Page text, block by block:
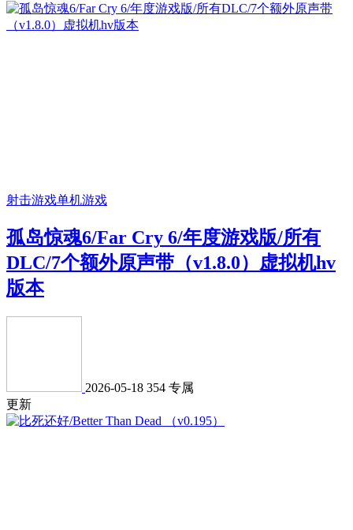
射击游戏单机游戏
孤岛惊魂6/Far Cry 6/年度游戏版/所有
DLC/7个额外原声带（v1.8.0）虚拟机hv
版本
2026-05-18 354 专属
更新